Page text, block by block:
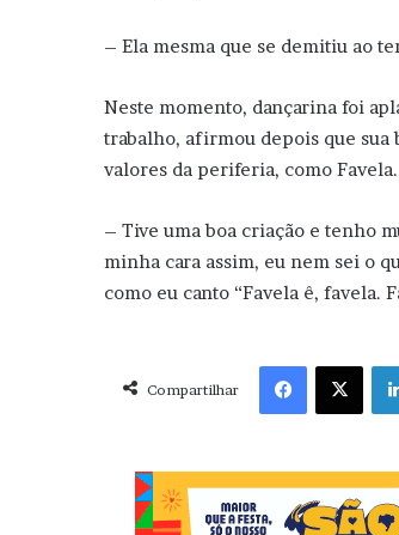
– Ela mesma que se demitiu ao
Neste momento, dançarina foi
trabalho, afirmou depois que sua
valores da periferia, como Favela.
– Tive uma boa criação e tenho
minha cara assim, eu nem sei o
como eu canto “Favela ê, favela.
Compartilhar
Facebook X